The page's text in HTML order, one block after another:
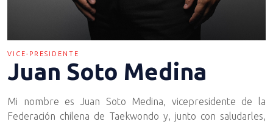
VICE-PRESIDENTE
Juan Soto Medina
Mi nombre es Juan Soto Medina, vicepresidente de la
Federación chilena de Taekwondo y, junto con saludarles,